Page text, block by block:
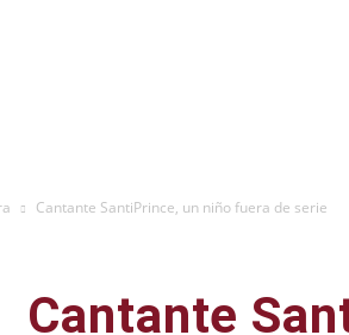
Cantante SantiPrince, un niño fuera de serie
Cantante